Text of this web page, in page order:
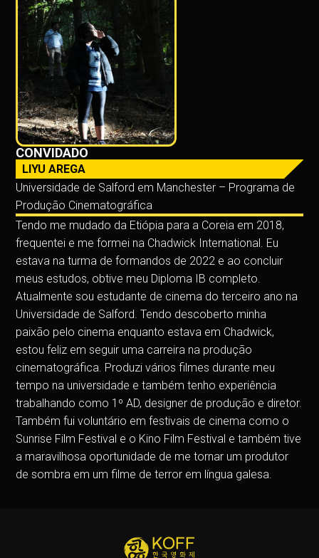
CONVIDADO
LIYU AREGA
Universidade de Salford em Manchester – Programa de
Produção Cinematográfica
Tendo me mudado da Etiópia para a Coreia em 2018,
frequentei e me formei na Chadwick International. Eu
estava na turma de formandos de 2022 e ao concluir
meus estudos, obtive meu Diploma IB completo.
Atualmente sou estudante de cinema do terceiro ano na
Universidade de Salford. Tendo descoberto minha
paixão pelo cinema enquanto estava em Chadwick,
estou feliz em seguir uma carreira na produção
cinematográfica. Produzi vários filmes durante meu
tempo na universidade e também tenho experiência
trabalhando como 1º AD, designer de produção e diretor.
Também fui voluntário em festivais de cinema como o
Sunrise Film Festival e o Kino Film Festival e também tive
a maravilhosa oportunidade de me tornar um produtor
de sombra em um filme de terror em língua galesa.